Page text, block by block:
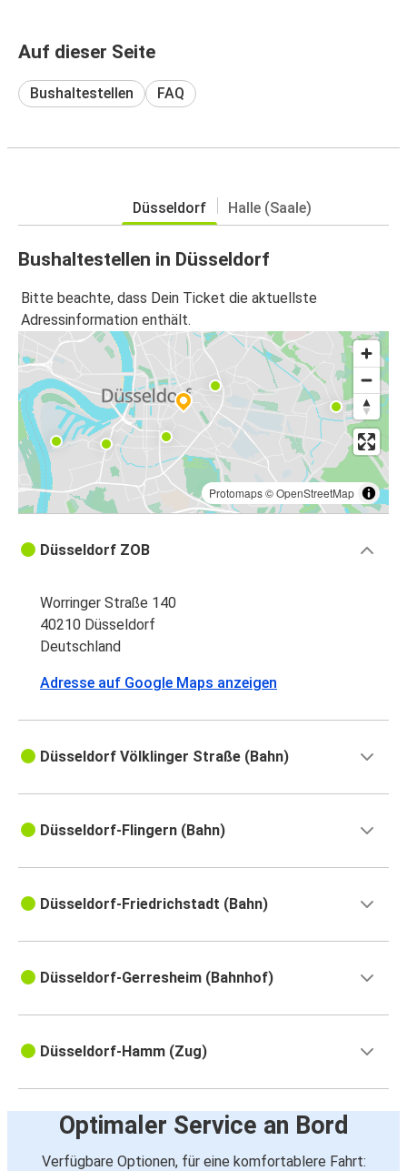
Auf dieser Seite
Bushaltestellen FAQ
Düsseldorf Halle (Saale)
Bushaltestellen in Düsseldorf
Bitte beachte, dass Dein Ticket die aktuellste
Adressinformation enthält.
Protomaps©OpenStreetMap
Düsseldorf ZOB
Worringer Straße 140
40210 Düsseldorf
Deutschland
Adresse auf Google Maps anzeigen
Düsseldorf Völklinger Straße (Bahn)
Düsseldorf-Flingern (Bahn)
Düsseldorf-Friedrichstadt (Bahn)
Düsseldorf-Gerresheim (Bahnhof)
Düsseldorf-Hamm (Zug)
Optimaler Service an Bord
Verfügbare Optionen, für eine komfortablere Fahrt: